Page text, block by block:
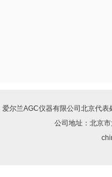
爱尔兰AGC仪器有限公司北京代表
公司地址：北京